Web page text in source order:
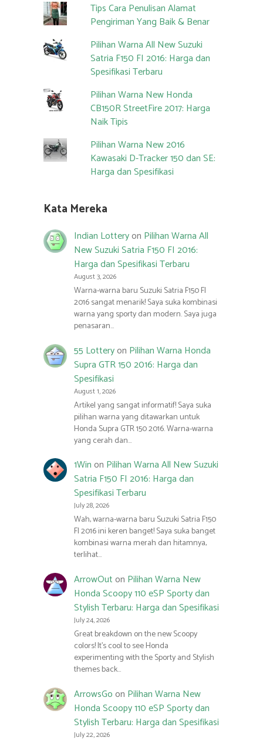
Tips Cara Penulisan Alamat
Pengiriman Yang Baik & Benar
Pilihan Warna All New Suzuki
Satria F150 FI 2016: Harga dan
Spesifikasi Terbaru
Pilihan Warna New Honda
CB150R StreetFire 2017: Harga
Naik Tipis
Pilihan Warna New 2016
Kawasaki D-Tracker 150 dan SE:
Harga dan Spesifikasi
Kata Mereka
Indian Lotteryon Pilihan Warna All
New Suzuki Satria F150 FI 2016:
Harga dan Spesifikasi Terbaru
August 3, 2026
Warna-warna baru Suzuki Satria F150 FI
2016 sangat menarik! Saya suka kombinasi
warna yang sporty dan modern. Saya juga
penasaran…
55 Lotteryon Pilihan Warna Honda
Supra GTR 150 2016: Harga dan
Spesifikasi
August 1, 2026
Artikel yang sangat informatif! Saya suka
pilihan warna yang ditawarkan untuk
Honda Supra GTR 150 2016. Warna-warna
yang cerah dan…
1Winon Pilihan Warna All New Suzuki
Satria F150 FI 2016: Harga dan
Spesifikasi Terbaru
July 28, 2026
Wah, warna-warna baru Suzuki Satria F150
FI 2016 ini keren banget! Saya suka banget
kombinasi warna merah dan hitamnya,
terlihat…
ArrowOuton Pilihan Warna New
Honda Scoopy 110 eSP Sporty dan
Stylish Terbaru: Harga dan Spesifikasi
July 24, 2026
Great breakdown on the new Scoopy
colors! It’s cool to see Honda
experimenting with the Sporty and Stylish
themes back…
ArrowsGoon Pilihan Warna New
Honda Scoopy 110 eSP Sporty dan
Stylish Terbaru: Harga dan Spesifikasi
July 22, 2026